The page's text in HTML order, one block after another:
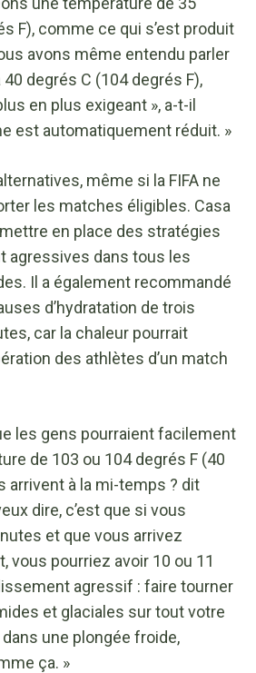
F), comme ce qui s’est produit
avons même entendu parler
degrés C (104 degrés F),
en plus exigeant », a-t-il
est automatiquement réduit. »
même si la FIFA ne
les matches éligibles. Casa
mettre en place des stratégies
agressives dans tous les
Il a également recommandé
d’hydratation de trois
car la chaleur pourrait
des athlètes d’un match
les gens pourraient facilement
de 103 ou 104 degrés F (40
arrivent à la mi-temps ? dit
dire, c’est que si vous
et que vous arrivez
vous pourriez avoir 10 ou 11
agressif : faire tourner
et glaciales sur tout votre
une plongée froide,
ça. »